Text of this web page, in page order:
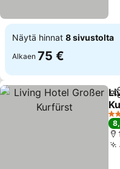
Näytä hinnat 8 sivustolta
Alkaen 75 €
4